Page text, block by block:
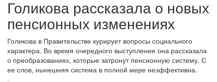
Голикова рассказала о новых
пенсионных изменениях
Голикова в Правительстве курирует вопросы социального
характера. Во время очередного выступления она рассказала
о преобразованиях, которые затронут пенсионную систему. С
ее слов, нынешняя система в полной мере неэффективна.